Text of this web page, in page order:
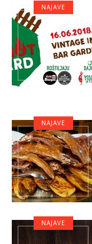
NAJAVE
NAJAVE
NAJAVE